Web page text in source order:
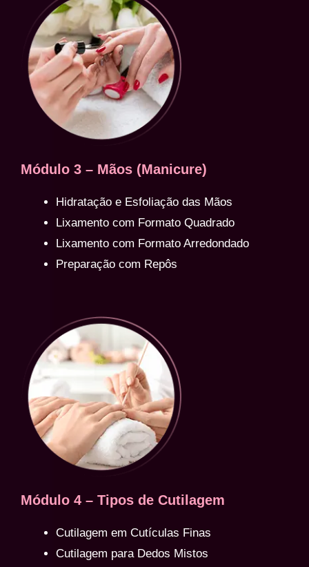
Módulo 3 – Mãos (Manicure)
Hidratação e Esfoliação das Mãos
Lixamento com Formato Quadrado
Lixamento com Formato Arredondado
Preparação com Repôs
Módulo 4 – Tipos de Cutilagem
Cutilagem em Cutículas Finas
Cutilagem para Dedos Mistos